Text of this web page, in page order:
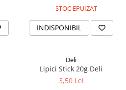
STOC EPUIZAT
INDISPONIBIL
Deli
Lipici Stick 20g Deli
3,50 Lei